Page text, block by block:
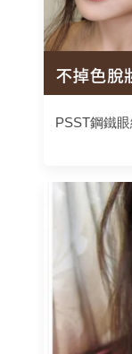
PSST鋼鐵